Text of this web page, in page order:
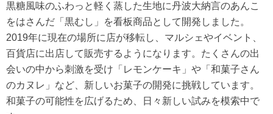
黒糖風味のふわっと軽く蒸した生地に丹波大納言のあんこ
をはさんだ「黒むし」を看板商品として開発しました。
2019年に現在の場所に店が移転し、マルシェやイベント、
百貨店に出店して販売するようになります。たくさんの出
会いの中から刺激を受け「レモンケーキ」や「和菓子さん
のカヌレ」など、新しいお菓子の開発に挑戦しています。
和菓子の可能性を広げるため、日々新しい試みを模索中で